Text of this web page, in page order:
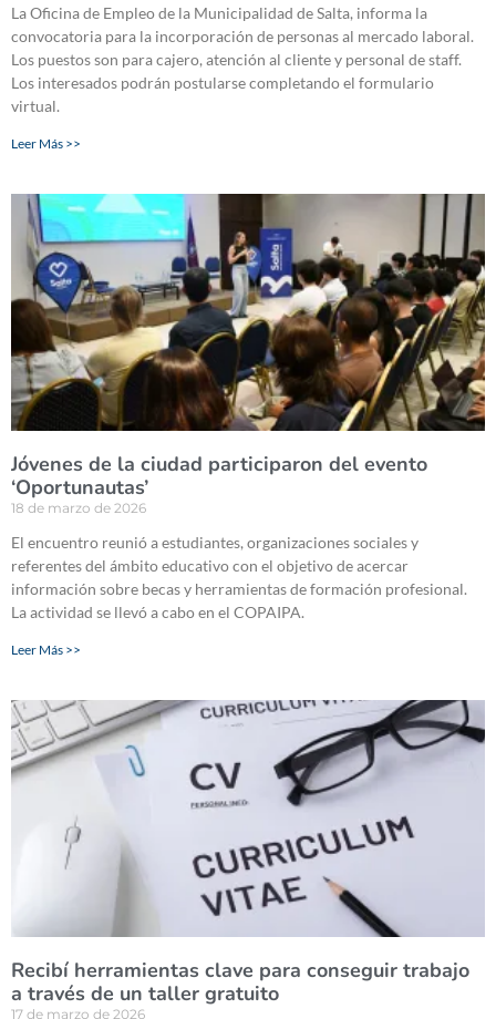
La Oficina de Empleo de la Municipalidad de Salta, informa la
convocatoria para la incorporación de personas al mercado laboral.
Los puestos son para cajero, atención al cliente y personal de staff.
Los interesados podrán postularse completando el formulario
virtual.
Leer Más >>
Jóvenes de la ciudad participaron del evento
‘Oportunautas’
18 de marzo de 2026
El encuentro reunió a estudiantes, organizaciones sociales y
referentes del ámbito educativo con el objetivo de acercar
información sobre becas y herramientas de formación profesional.
La actividad se llevó a cabo en el COPAIPA.
Leer Más >>
Recibí herramientas clave para conseguir trabajo
a través de un taller gratuito
17 de marzo de 2026